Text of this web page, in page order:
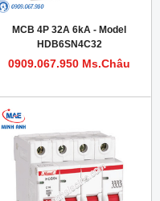
MCB 4P 32A 6kA - Model
HDB6SN4C32
0909.067.950 Ms.Châu